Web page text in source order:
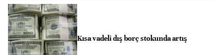
Kısa vadeli dış borç stokunda artış